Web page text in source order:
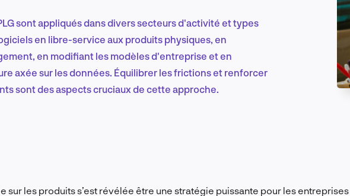
Recherche et conception produit
EN
sont appliqués dans divers secteurs d'activité et types
en libre-service aux produits physiques, en
en modifiant les modèles d'entreprise et en
axée sur les données. Équilibrer les frictions et renforcer
sont des aspects cruciaux de cette approche.
sur les produits s’est révélée être une stratégie puissante pour les entreprises